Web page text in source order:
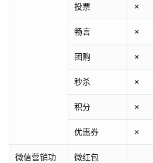
投票 ✗
畅言 ✗
团购 ✗
秒杀 ✗
积分 ✗
优惠券 ✗
微信营销功
微红包